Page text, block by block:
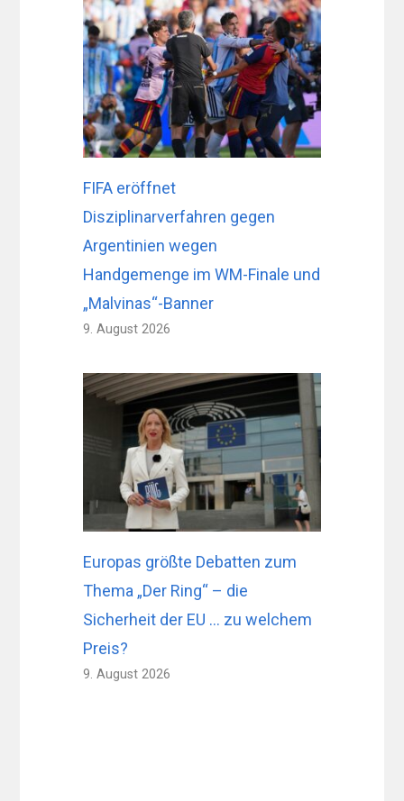
FIFA eröffnet
Disziplinarverfahren gegen
Argentinien wegen
Handgemenge im WM-Finale und
„Malvinas“-Banner
9. August 2026
Europas größte Debatten zum
Thema „Der Ring“ – die
Sicherheit der EU … zu welchem ​​
Preis?
9. August 2026